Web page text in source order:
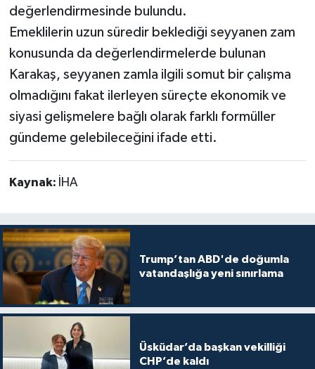
değerlendirmesinde bulundu.
Emeklilerin uzun süredir beklediği seyyanen zam
konusunda da değerlendirmelerde bulunan
Karakaş, seyyanen zamla ilgili somut bir çalışma
olmadığını fakat ilerleyen süreçte ekonomik ve
siyasi gelişmelere bağlı olarak farklı formüller
gündeme gelebileceğini ifade etti.
Kaynak: İHA
Trump’tan ABD'de doğumla
vatandaşlığa yeni sınırlama
Üsküdar’da başkan vekilliği
CHP’de kaldı